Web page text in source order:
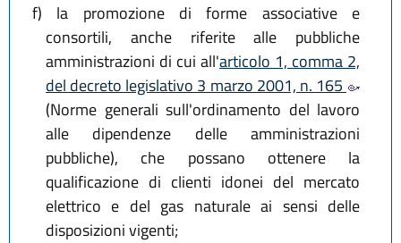
f) la promozione di forme associative e
consortili, anche riferite alle pubbliche
amministrazioni di cui all'articolo 1, comma 2,
del decreto legislativo 3 marzo 2001, n. 165
(Norme generali sull'ordinamento del lavoro
alle dipendenze delle amministrazioni
pubbliche), che possano ottenere la
qualificazione di clienti idonei del mercato
elettrico e del gas naturale ai sensi delle
disposizioni vigenti;